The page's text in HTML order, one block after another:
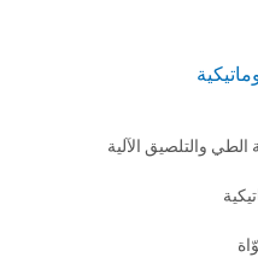
الطي والتلصيق الآلية